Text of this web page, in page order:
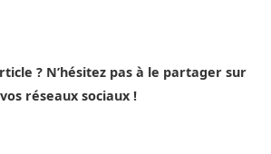
? N’hésitez pas à le partager sur
vos réseaux sociaux !